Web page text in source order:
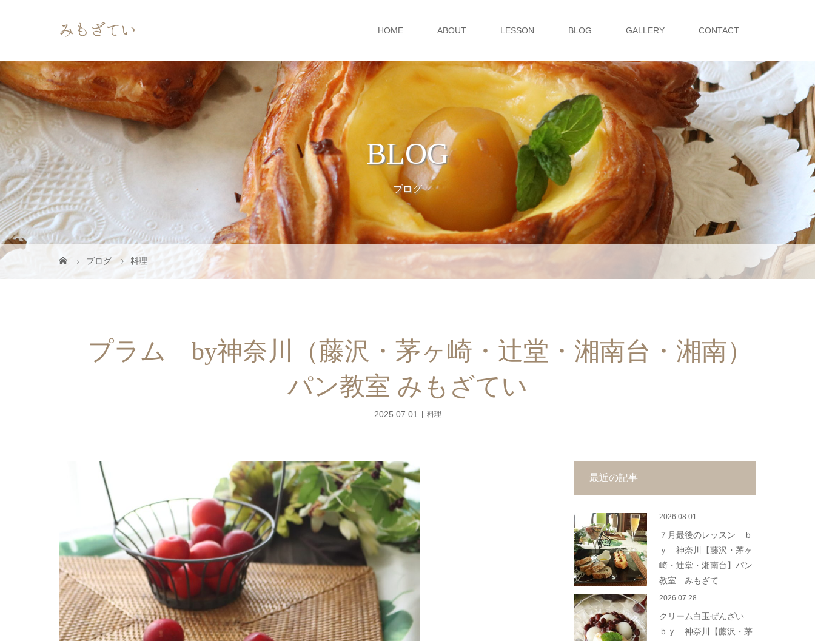
HOME ABOUT LESSON BLOG GALLERY CONTACT
BLOG
ブログ
ブログ 料理
プラム by神奈川（藤沢・茅ヶ崎・辻堂・湘南台・湘南）
パン教室 みもざてい
2025.07.01 料理
最近の記事
2026.08.01
７月最後のレッスン ｂ
ｙ 神奈川【藤沢・茅ヶ
崎・辻堂・湘南台】パン
教室 みもざて...
2026.07.28
クリーム白玉ぜんざい
ｂｙ 神奈川【藤沢・茅